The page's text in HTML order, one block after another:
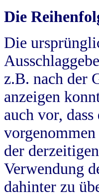
Die
Die
z.B. nach der
anzeigen
auch vor,
der
Verwendung
dahinter zu